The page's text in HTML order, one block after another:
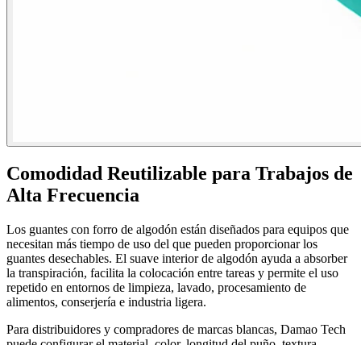
Comodidad Reutilizable para Trabajos de
Alta Frecuencia
Los guantes con forro de algodón están diseñados para equipos que
necesitan más tiempo de uso del que pueden proporcionar los
guantes desechables. El suave interior de algodón ayuda a absorber
la transpiración, facilita la colocación entre tareas y permite el uso
repetido en entornos de limpieza, lavado, procesamiento de
alimentos, conserjería e industria ligera.
Para distribuidores y compradores de marcas blancas, Damao Tech